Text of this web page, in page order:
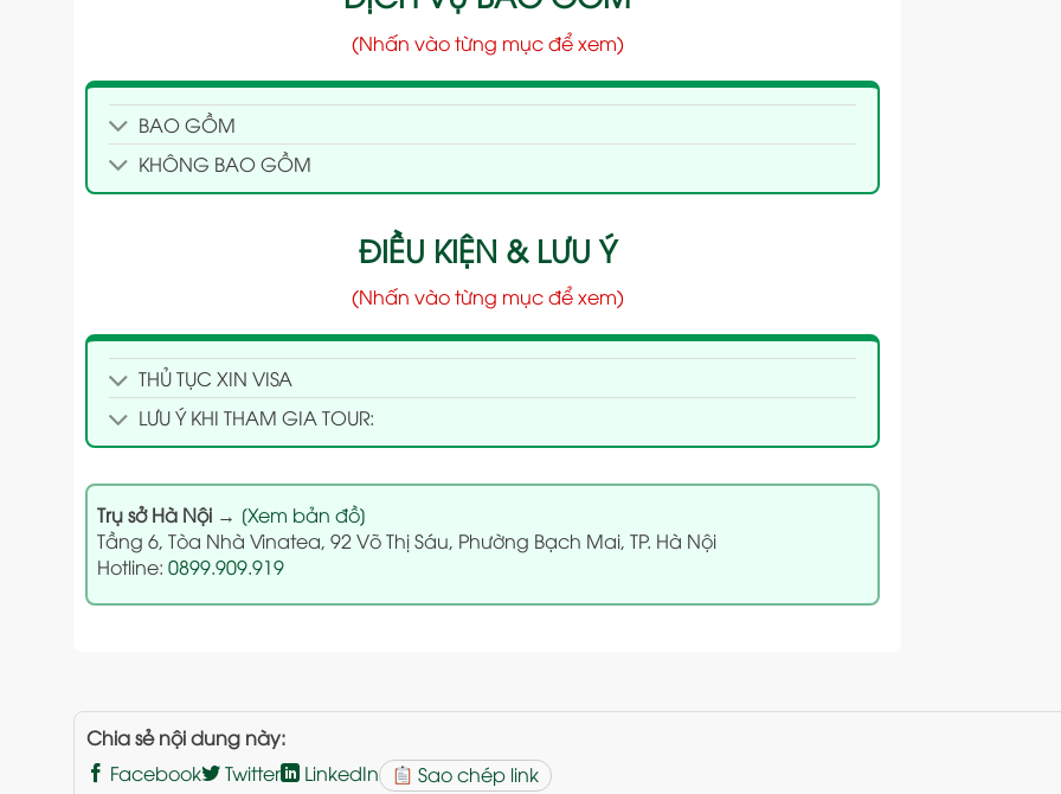
(Nhấn vào từng mục để xem)
BAO GỒM
KHÔNG BAO GỒM
ĐIỀU KIỆN & LƯU Ý
(Nhấn vào từng mục để xem)
THỦ TỤC XIN VISA
LƯU Ý KHI THAM GIA TOUR:
Trụ sở Hà Nội→ [Xem bản đồ]
Tầng 6, Tòa Nhà Vinatea, 92 Võ Thị Sáu, Phường Bạch Mai, TP. Hà Nội
Hotline: 0899.909.919
Chia sẻ nội dung này:
Facebook
Twitter LinkedIn Sao chép link